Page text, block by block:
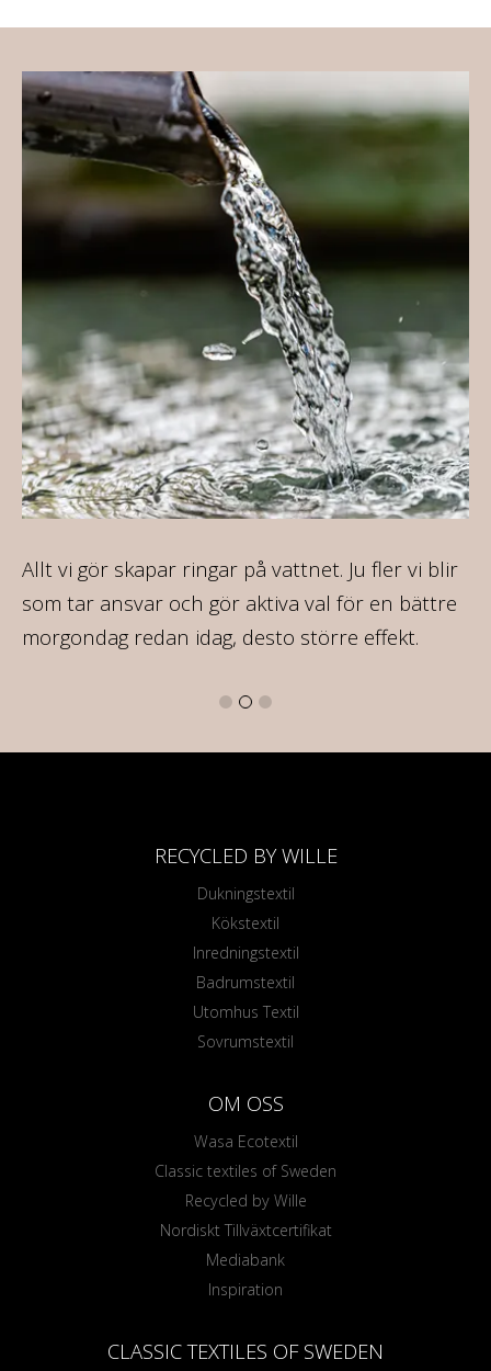
Allt vi gör skapar ringar på vattnet. Ju fler vi blir
som tar ansvar och gör aktiva val för en bättre
morgondag redan idag, desto större effekt.
RECYCLED BY WILLE
Dukningstextil
Kökstextil
Inredningstextil
Badrumstextil
Utomhus Textil
Sovrumstextil
OM OSS
Wasa Ecotextil
Classic textiles of Sweden
Recycled by Wille
Nordiskt Tillväxtcertifikat
Mediabank
Inspiration
CLASSIC TEXTILES OF SWEDEN